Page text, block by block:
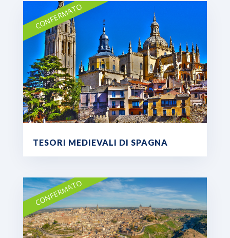
TESORI MEDIEVALI DI SPAGNA
CONFERMATO
CONFERMATO